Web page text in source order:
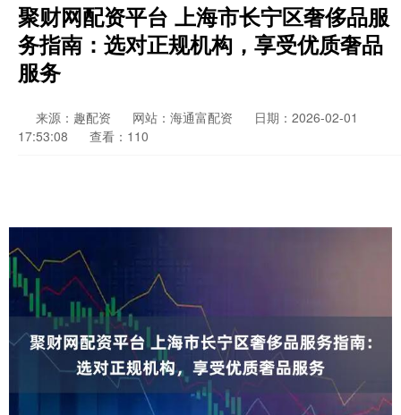
聚财网配资平台 上海市长宁区奢侈品服
务指南：选对正规机构，享受优质奢品
服务
来源：趣配资 网站：海通富配资
日期：2026-02-01
17:53:08
查看：110